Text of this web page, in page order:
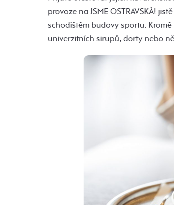
provoze na JSME OSTRAVSKÁ!
schodištěm budovy sportu.
univerzitních sirupů, dorty nebo